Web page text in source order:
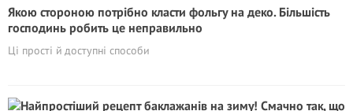
Якою стороною потрібно класти фольгу на деко. Більшість
господинь робить це неправильно
Ці прості й доступні способи